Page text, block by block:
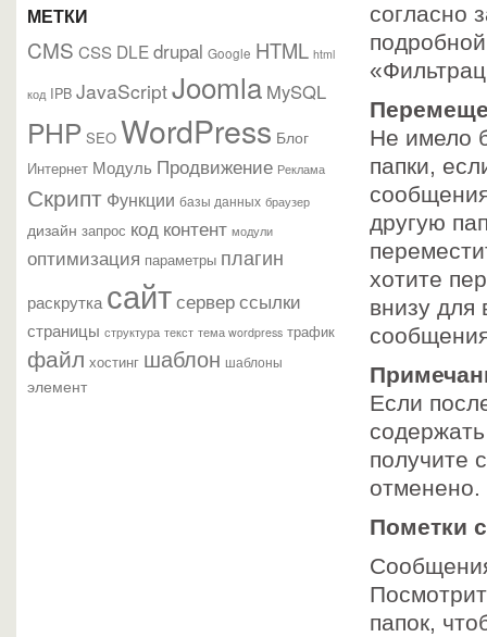
МЕТКИ
CMS CSS DLEdrupal Google HTML html
код IPB JavaScriptJoomla MySQL
PHP SEO WordPress Блог
Интернет Модуль Продвижение Реклама
Скрипт Функции базы данных браузер
дизайн запрос код контент модули
оптимизация параметры плагин
раскрутка сайтсерверссылки
страницы структура текст тема wordpress трафик
файл хостинг шаблон шаблоны
элемент
согласно
Не имело
папки,
другую
хотите
внизу для
Если
получите
отменено.
Пометки
папок,